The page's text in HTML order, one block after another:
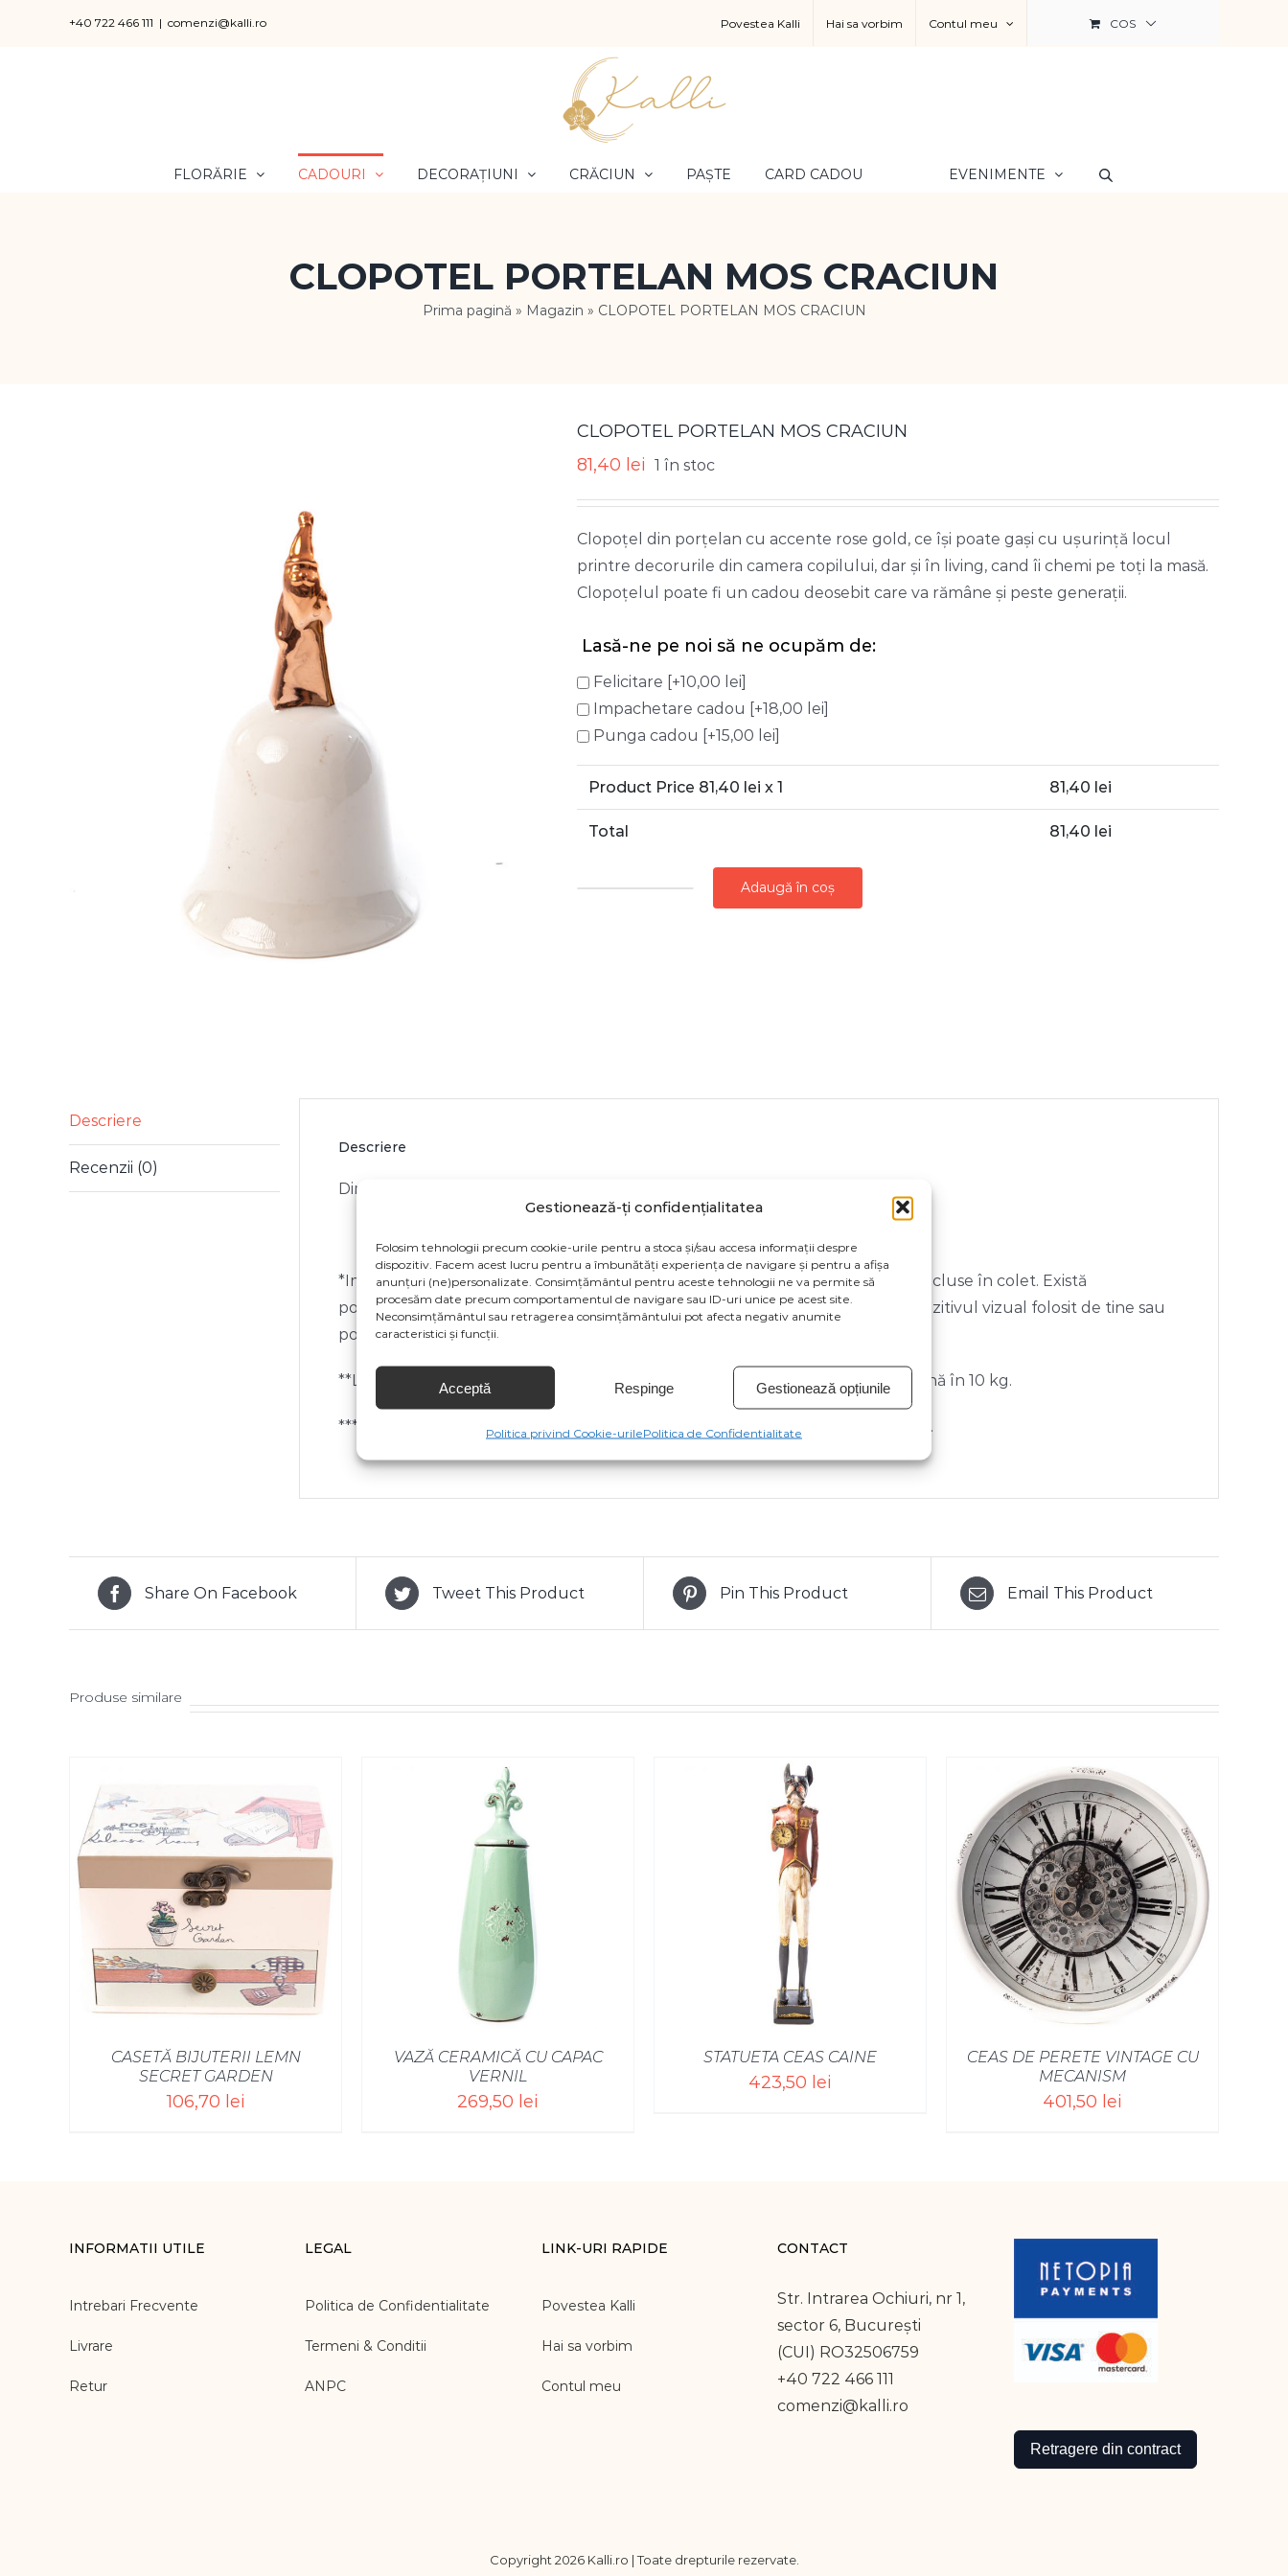
Gestionează-ți confidențialitatea
Folosim tehnologii precum cookie-urile pentru a stoca și/sau accesa informații despre
dispozitiv. Facem acest lucru pentru a îmbunătăți experiența de navigare și pentru a afișa
anunțuri (ne)personalizate. Consimțământul pentru aceste tehnologii ne va permite să
procesăm date precum comportamentul de navigare sau ID-uri unice pe acest site.
Neconsimțământul sau retragerea consimțământului pot afecta negativ anumite
caracteristici și funcții.
Acceptă Respinge Gestionează opțiunile
Politica privind Cookie-urilePolitica de Confidentialitate
+40 722 466 111 | comenzi@kalli.ro Povestea Kalli Hai sa vorbim Contul meu COS
FLORĂRIE CADOURI DECORAȚIUNI CRĂCIUN PAȘTE CARD CADOU EVENIMENTE
CLOPOTEL PORTELAN MOS CRACIUN
Prima pagină » Magazin » CLOPOTEL PORTELAN MOS CRACIUN
CLOPOTEL PORTELAN MOS CRACIUN
81,40 lei 1 în stoc
Clopoțel din porțelan cu accente rose gold, ce își poate gași cu ușurință locul
printre decorurile din camera copilului, dar și în living, cand îi chemi pe toți la masă.
Clopoțelul poate fi un cadou deosebit care va rămâne și peste generații.
Lasă-ne pe noi să ne ocupăm de:
Felicitare [+10,00 lei]
Impachetare cadou [+18,00 lei]
Punga cadou [+15,00 lei]
Product Price 81,40 lei x 1 81,40 lei
Total 81,40 lei
Adaugă în coș
Descriere
Recenzii (0)
Descriere
Dimensiune: 15 cm x 5 cm
*Imaginile produsului sunt cu titlu de prezentare și pot conține accesorii neincluse în colet. Există
posibilitatea ca specificațiile de culoare să fie afișate eronat în funcție de dispozitivul vizual folosit de tine sau
pot suferi modificări de la producătorul produsului.
**Livrarea este gratuită pentru comenzi de peste 300 lei și cu greutate de până în 10 kg.
***Acest produs poate fi returnat în termen de 14 zile de la primirea coletului.
Share On Facebook Tweet This Product Pin This Product Email This Product
Produse similare
CASETĂ BIJUTERII LEMN
SECRET GARDEN
106,70 lei
VAZĂ CERAMICĂ CU CAPAC
VERNIL
269,50 lei
STATUETA CEAS CAINE
423,50 lei
CEAS DE PERETE VINTAGE CU
MECANISM
401,50 lei
INFORMATII UTILE
Intrebari Frecvente
Livrare
Retur
LEGAL
Politica de Confidentialitate
Termeni & Conditii
ANPC
LINK-URI RAPIDE
Povestea Kalli
Hai sa vorbim
Contul meu
CONTACT
Str. Intrarea Ochiuri, nr 1,
sector 6, București
(CUI) RO32506759
+40 722 466 111
comenzi@kalli.ro
Retragere din contract
Copyright 2026 Kalli.ro | Toate drepturile rezervate.